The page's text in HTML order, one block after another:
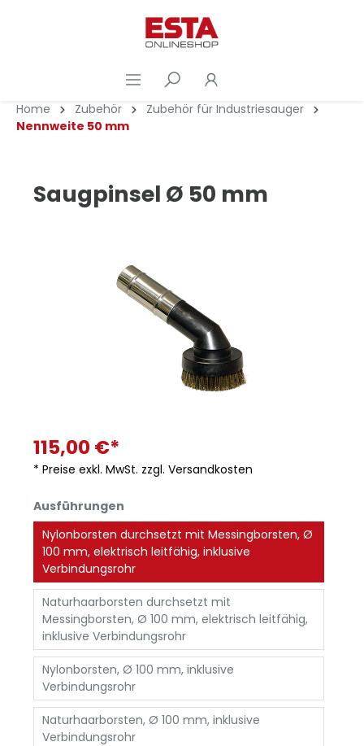
Home Zubehör
Zubehör für Industriesauger
Nennweite 50 mm
Saugpinsel Ø 50 mm
115,00 €*
* Preise exkl. MwSt. zzgl. Versandkosten
Ausführungen
Nylonborsten durchsetzt mit Messingborsten, Ø
100 mm, elektrisch leitfähig, inklusive
Verbindungsrohr
Naturhaarborsten durchsetzt mit
Messingborsten, Ø 100 mm, elektrisch leitfähig,
inklusive Verbindungsrohr
Nylonborsten, Ø 100 mm, inklusive
Verbindungsrohr
Naturhaarborsten, Ø 100 mm, inklusive
Verbindungsrohr